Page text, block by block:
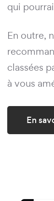
qui
En outre,
classées
à vous
En